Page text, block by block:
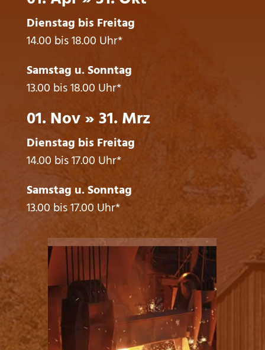
Dienstag bis Freitag
14.00 bis 18.00 Uhr*
Samstag u. Sonntag
13.00 bis 18.00 Uhr*
01. Nov » 31. Mrz
Dienstag bis Freitag
14.00 bis 17.00 Uhr*
Samstag u. Sonntag
13.00 bis 17.00 Uhr*